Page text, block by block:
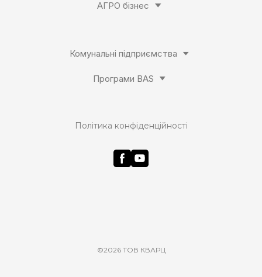
АГРО бізнес
Комунальні підприємства
Програми BAS
Політика конфіденційності
©2026 ТОВ КВАРЦ